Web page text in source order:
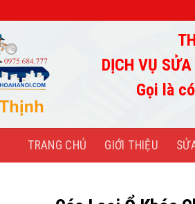
DỊCH VỤ
Gọi là
TRANG CHỦ GIỚI THIỆU